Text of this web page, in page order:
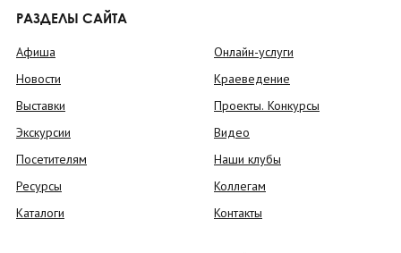
РАЗДЕЛЫ САЙТА
Афиша
Новости
Выставки
Экскурсии
Посетителям
Ресурсы
Каталоги
Онлайн-услуги
Краеведение
Проекты. Конкурсы
Видео
Наши клубы
Коллегам
Контакты